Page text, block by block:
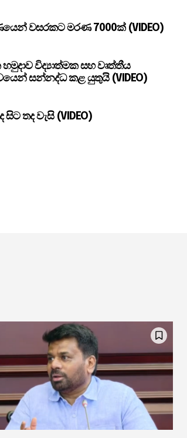
වසරකට මරණ 7000ක් (VIDEO)
විද්‍යාත්මක සහ වෘත්තීය
සන්නද්ධ කළ යුතුයි (VIDEO)
තද වැසි (VIDEO)